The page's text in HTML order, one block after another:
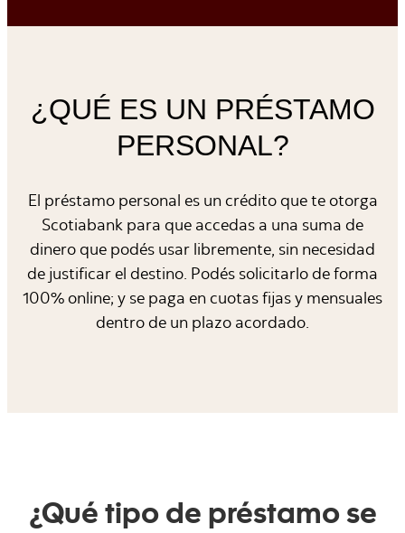
¿QUÉ ES UN PRÉSTAMO
PERSONAL?
El préstamo personal es un crédito que te otorga
Scotiabank para que accedas a una suma de
dinero que podés usar libremente, sin necesidad
de justificar el destino. Podés solicitarlo de forma
100% online; y se paga en cuotas fijas y mensuales
dentro de un plazo acordado.
¿Qué tipo de préstamo se